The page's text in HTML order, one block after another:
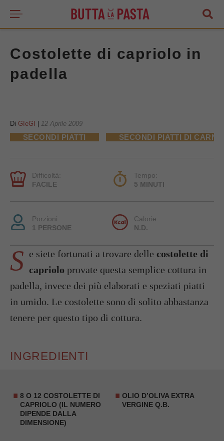
Costolette di capriolo in
padella
Di GIeGI 12 Aprile 2009
SECONDI PIATTI SECONDI PIATTI DI CARNE
Difficoltà:
FACILE
Tempo:
5 MINUTI
Porzioni:
1 PERSONE
Calorie:
N.D.
S e siete fortunati a trovare delle costolette di
capriolo provate questa semplice cottura in
padella, invece dei più elaborati e speziati piatti
in umido. Le costolette sono di solito abbastanza
tenere per questo tipo di cottura.
INGREDIENTI
8 O 12 COSTOLETTE DI
CAPRIOLO (IL NUMERO
DIPENDE DALLA
DIMENSIONE)
OLIO D’OLIVA EXTRA
VERGINE Q.B.